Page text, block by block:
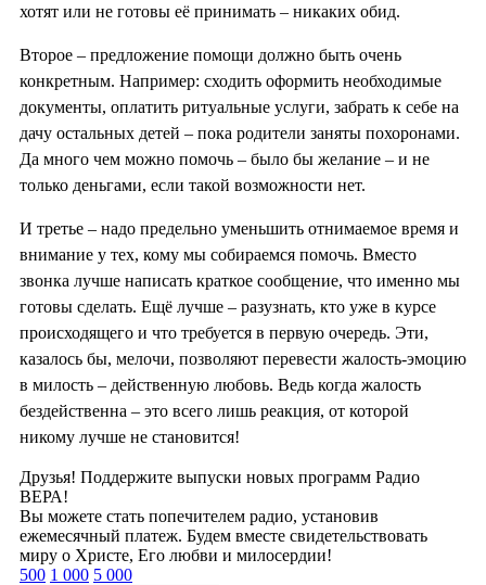
хотят или не готовы её принимать – никаких обид.
Второе – предложение помощи должно быть очень
конкретным. Например: сходить оформить необходимые
документы, оплатить ритуальные услуги, забрать к себе на
дачу остальных детей – пока родители заняты похоронами.
Да много чем можно помочь – было бы желание – и не
только деньгами, если такой возможности нет.
И третье – надо предельно уменьшить отнимаемое время и
внимание у тех, кому мы собираемся помочь. Вместо
звонка лучше написать краткое сообщение, что именно мы
готовы сделать. Ещё лучше – разузнать, кто уже в курсе
происходящего и что требуется в первую очередь. Эти,
казалось бы, мелочи, позволяют перевести жалость-эмоцию
в милость – действенную любовь. Ведь когда жалость
бездейственна – это всего лишь реакция, от которой
никому лучше не становится!
Друзья! Поддержите выпуски новых программ Радио
ВЕРА!
Вы можете стать попечителем радио, установив
ежемесячный платеж. Будем вместе свидетельствовать
миру о Христе, Его любви и милосердии!
500 1 000 5 000